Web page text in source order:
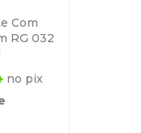
Com
RG 032
no pix